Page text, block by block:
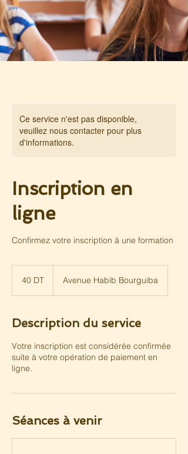
Ce service n'est pas disponible,
veuillez nous contacter pour plus
d'informations.
Inscription en
ligne
Confirmez votre inscription à une formation
tunisiens
40 DT Avenue Habib Bourguiba
Description du service
Votre inscription est considérée confirmée
suite à votre opération de paiement en
ligne.
Séances à venir